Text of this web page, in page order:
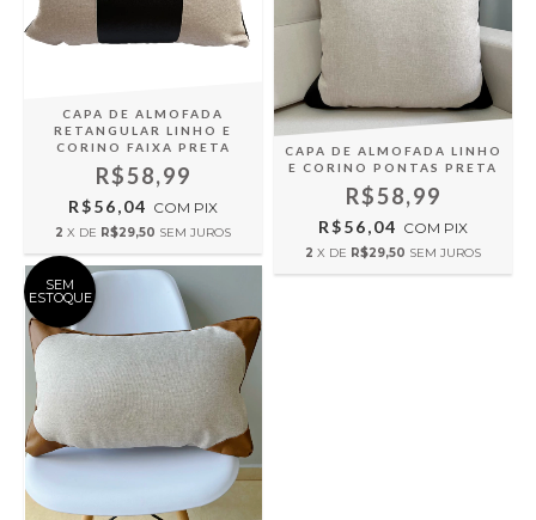
CAPA DE ALMOFADA
RETANGULAR LINHO E
CORINO FAIXA PRETA
R$58,99
R$56,04 COM PIX
2 X DE R$29,50 SEM JUROS
CAPA DE ALMOFADA LINHO
E CORINO PONTAS PRETA
R$58,99
R$56,04 COM PIX
2 X DE R$29,50 SEM JUROS
SEM
ESTOQUE